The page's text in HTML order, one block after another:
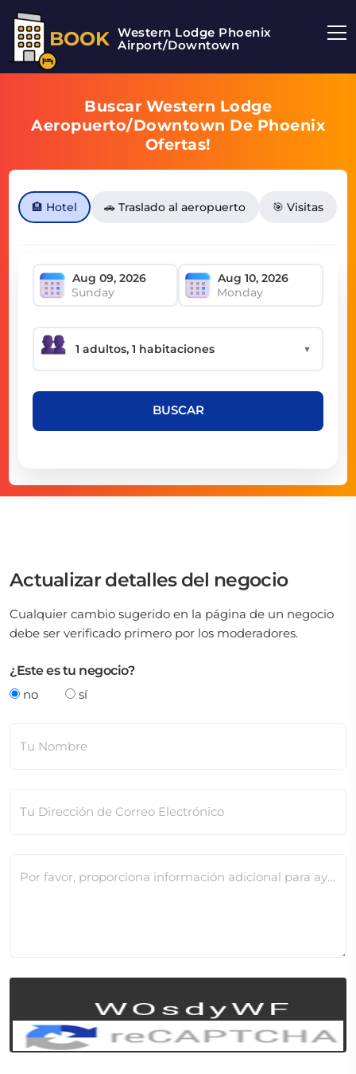
BOOK Western Lodge Phoenix
Airport/Downtown
Buscar Western Lodge
Aeropuerto/Downtown De Phoenix
Ofertas!
🏨 Hotel 🚗 Traslado al aeropuerto 🎯 Visitas
Sunday Monday
▼
BUSCAR
Actualizar detalles del negocio
Cualquier cambio sugerido en la página de un negocio
debe ser verificado primero por los moderadores.
¿Este es tu negocio?
no
sí
Tu Nombre
Tu Dirección de Correo Electrónico
Por favor, proporciona información adicional para ayudarnos a verificar este cambio